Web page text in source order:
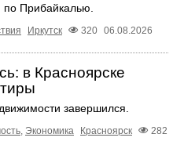
Прибайкалью.
Иркутск 320 06.08.2026
в Красноярске
завершился.
, Экономика Красноярск
282